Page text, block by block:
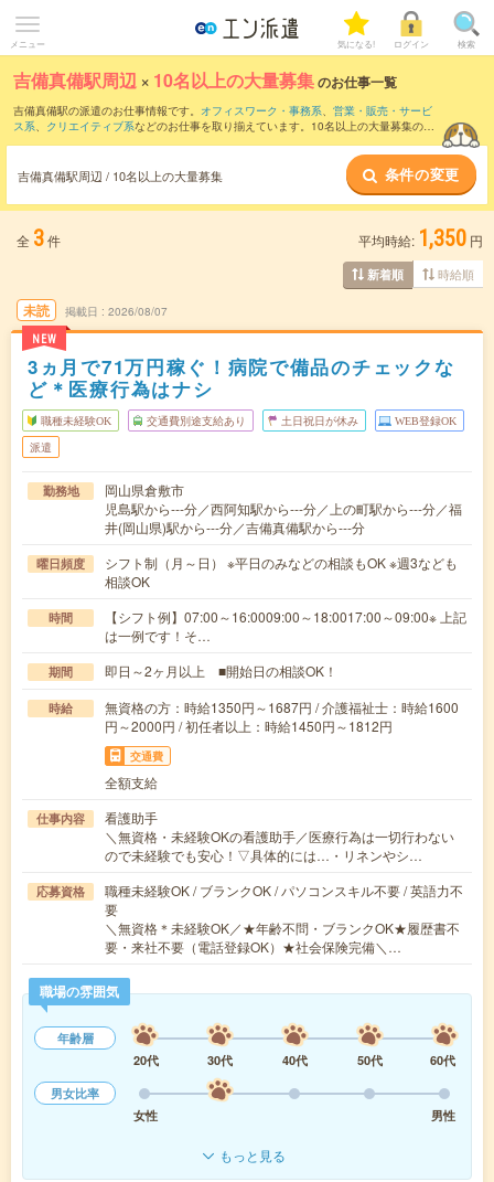
メニュー 気になる! ログイン 検索
吉備真備駅周辺 × 10名以上の大量募集のお仕事一覧
吉備真備駅の派遣のお仕事情報です。 オフィスワーク・事務系、 営業・販売・サービ
ス系、 クリエイティブ系などのお仕事を取り揃えています。10名以上の大量募集の条
吉備真備駅周辺 / 10名以上の大量募集 条件の変更
全 3件 平均時給: 1,350 円
新着順 時給順
未読
NEW
掲載日 2026/08/07
3ヵ月で71万円稼ぐ！病院で備品のチェックな
ど＊医療行為はナシ
職種未経験OK 交通費別途支給あり 土日祝日が休み WEB登録OK
派遣
勤務地
岡山県倉敷市
児島駅から---分／西阿知駅から---分／上の町駅から---分／福
井(岡山県)駅から---分／吉備真備駅から---分
曜日頻度
シフト制（月～日） ※平日のみなどの相談もOK ※週3なども
相談OK
時間
【シフト例】07:00～16:0009:00～18:0017:00～09:00※ 上記
は一例です！そ…
期間 即日～2ヶ月以上 ■開始日の相談OK！
時給
無資格の方：時給1350円～1687円 / 介護福祉士：時給1600
円～2000円 / 初任者以上：時給1450円～1812円
交通費
全額支給
仕事内容
看護助手
＼無資格・未経験OKの看護助手／医療行為は一切行わない
ので未経験でも安心！▽具体的には…・リネンやシ…
応募資格
職種未経験OK / ブランクOK / パソコンスキル不要 / 英語力不
要
＼無資格＊未経験OK／★年齢不問・ブランクOK★履歴書不
要・来社不要（電話登録OK）★社会保険完備＼…
職場の雰囲気
年齢層
20代
30代 40代 50代
60代
男女比率
女性
男性
もっと見る